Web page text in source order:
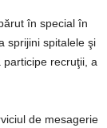
în special în
sprijini spitalele şi
participe recruţii, a
de mesagerie